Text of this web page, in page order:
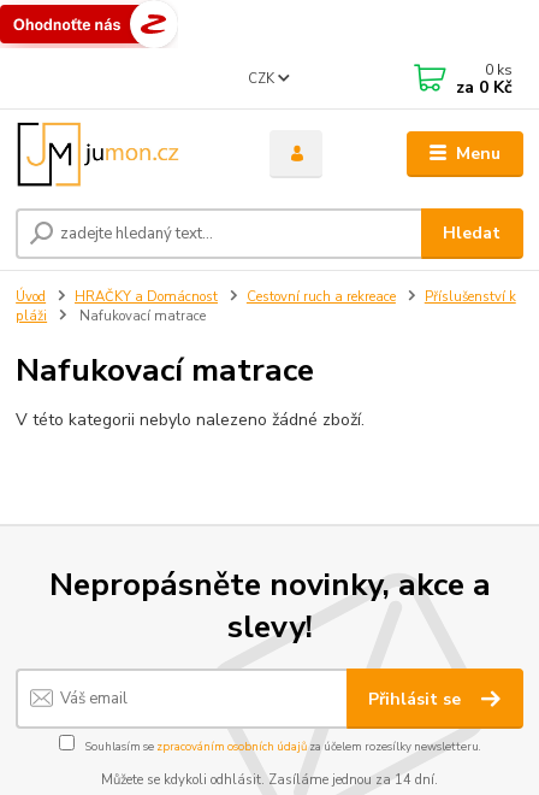
Menu
CZK
Hledat
0 ks
za 0 Kč
Úvod HRAČKY a Domácnost Cestovní ruch a rekreace
Příslušenství k
pláži
Nafukovací matrace
Nafukovací matrace
V této kategorii nebylo nalezeno žádné zboží.
Nepropásněte novinky, akce a
slevy!
Přihlásit se
Souhlasím se zpracováním osobních údajůza účelem rozesílky newsletteru.
Můžete se kdykoli odhlásit. Zasíláme jednou za 14 dní.